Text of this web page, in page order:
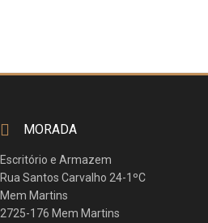
MORADA
Escritório e Armazem
Rua Santos Carvalho 24-1ºC
Mem Martins
2725-176 Mem Martins